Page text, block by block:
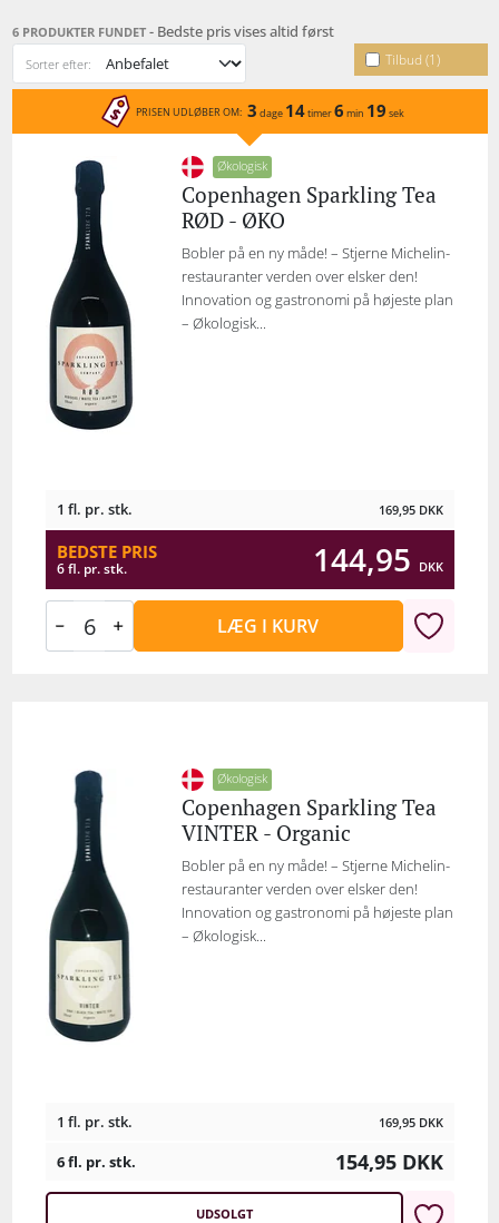
det lille firma, og de har vundet mange præmier og
medaljer for deres produkter, blandt andet
Guldmedalje ved International Food Contest 2019.
6 PRODUKTER FUNDET - Bedste pris vises altid først
Tilbud (1)
Sorter efter:
PRISEN UDLØBER OM: 3 dage 14timer6 min 19 sek
Økologisk
Copenhagen Sparkling Tea
RØD - ØKO
Bobler på en ny måde! – Stjerne Michelin-
restauranter verden over elsker den!
Innovation og gastronomi på højeste plan
– Økologisk...
1 fl. pr. stk. 169,95 DKK
BEDSTE PRIS
6 fl. pr. stk. 144,95 DKK
LÆG I KURV
Økologisk
Copenhagen Sparkling Tea
VINTER - Organic
Bobler på en ny måde! – Stjerne Michelin-
restauranter verden over elsker den!
Innovation og gastronomi på højeste plan
– Økologisk...
1 fl. pr. stk. 169,95 DKK
6 fl. pr. stk. 154,95 DKK
UDSOLGT